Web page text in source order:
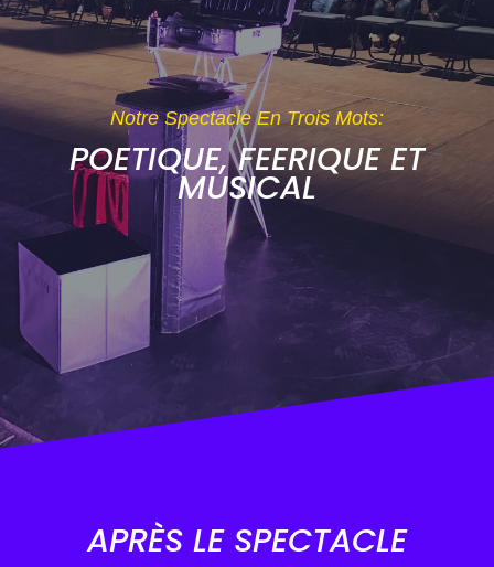
Notre Spectacle En Trois Mots:
POETIQUE, FEERIQUE ET
MUSICAL
APRÈS LE SPECTACLE